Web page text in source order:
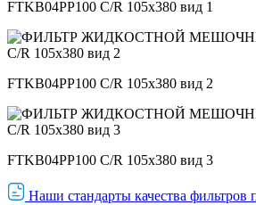
FTKB04PP100 С/R 105х380 вид 1
FTKB04PP100 С/R 105х380 вид 2
FTKB04PP100 С/R 105х380 вид 3
Наши стандарты качества фильтров